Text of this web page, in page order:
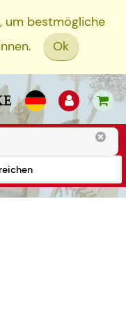
um bestmögliche
Ok